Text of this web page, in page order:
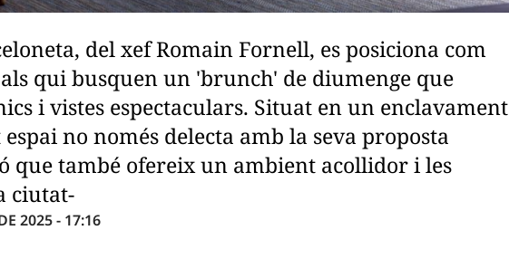
del xef Romain Fornell, es posiciona com
qui busquen un 'brunch' de diumenge que
i vistes espectaculars. Situat en un enclavament
no només delecta amb la seva proposta
que també ofereix un ambient acollidor i les
ciutat-
2025 - 17:16